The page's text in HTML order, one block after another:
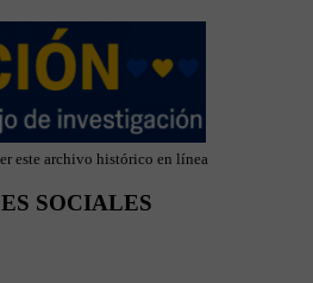
este archivo histórico en línea
SOCIALES